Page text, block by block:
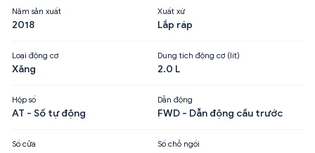
Năm sản xuất
2018
Xuất xứ
Lắp ráp
Loại động cơ
Xăng
Dung tích động cơ (lít)
2.0 L
Hộp số
AT - Số tự động
Dẫn động
FWD - Dẫn động cầu trước
Số cửa Số chỗ ngồi